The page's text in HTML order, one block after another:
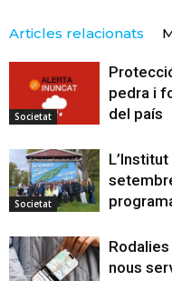
Articles relacionats
Societat
pedra i
del país
Societat
nous